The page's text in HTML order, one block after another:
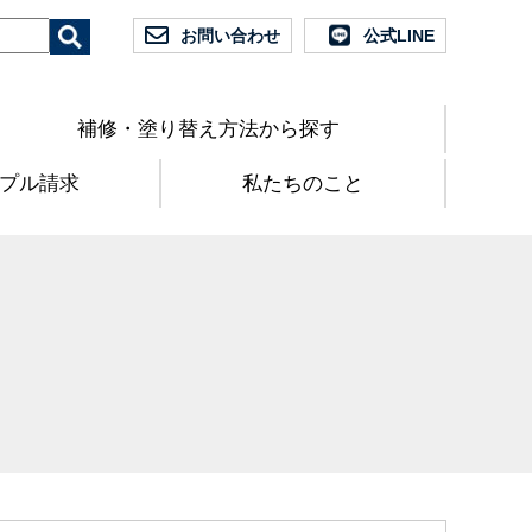
お問い合わせ 公式LINE
補修・塗り替え方法から探す
ル請求 私たちのこと